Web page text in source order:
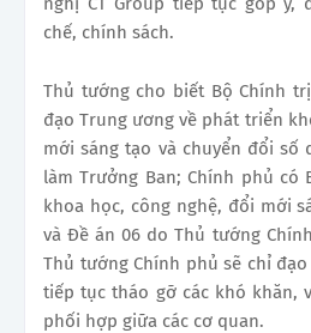
chế, chính sách.
Thủ tướng cho biết Bộ Chính
đạo Trung ương về phát triển
mới sáng tạo và chuyển đổi số
làm Trưởng Ban; Chính phủ có
khoa học, công nghệ, đổi mới
và Đề án 06 do Thủ tướng
Thủ tướng Chính phủ sẽ chỉ
tiếp tục tháo gỡ các khó khăn,
phối hợp giữa các cơ quan.